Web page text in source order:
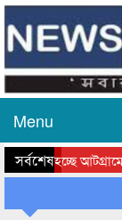
Menu
সর্বশেষ
হচ্ছে আটগ্রামে